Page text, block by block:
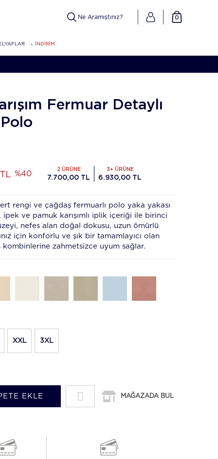
0
İNDİRİM
Fermuar Detaylı
%40
2 ÜRÜNE
7.700,00 TL
3+ ÜRÜNE
6.930,00 TL
rengi ve çağdaş fermuarlı polo yaka yakası
ve pamuk karışımlı iplik içeriği ile birinci
nefes alan doğal dokusu, uzun ömürlü
için konforlu ve şık bir tamamlayıcı olan
zahmetsizce uyum sağlar.
XXL 3XL
EKLE MAĞAZADA BUL